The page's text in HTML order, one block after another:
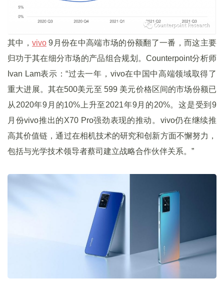
其中， vivo 9月份在中高端市场的份额翻了一番，而这主要
归功于其在细分市场的产品组合规划。Counterpoint分析师
Ivan Lam表示：“过去一年，vivo在中国中高端领域取得了
重大进展。其在500美元至 599 美元价格区间的市场份额已
从2020年9月的10%上升至2021年9月的20%。这是受到9
月份vivo推出的X70 Pro强劲表现的推动。vivo仍在继续推
高其价值链，通过在相机技术的研究和创新方面不懈努力，
包括与光学技术领导者蔡司建立战略合作伙伴关系。”